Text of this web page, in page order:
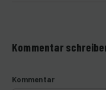
Kommentar
Kommentar